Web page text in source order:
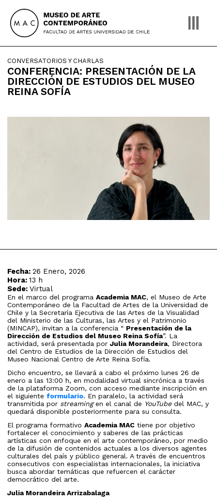
content
CONVERSATORIOS Y CHARLAS
CONFERENCIA: PRESENTACIÓN DE LA
DIRECCIÓN DE ESTUDIOS DEL MUSEO
REINA SOFÍA
Fecha: 26 Enero, 2026
Hora: 13 h
Sede: Virtual
En el marco del programa Academia MAC, el Museo de Arte
Contemporáneo de la Facultad de Artes de la Universidad de
Chile y la Secretaría Ejecutiva de las Artes de la Visualidad
del Ministerio de las Culturas, las Artes y el Patrimonio
(MINCAP), invitan a la conferencia “ Presentación de la
Dirección de Estudios del Museo Reina Sofía”. La
actividad, será presentada por Julia Morandeira, Directora
del Centro de Estudios de la Dirección de Estudios del
Museo Nacional Centro de Arte Reina Sofía.
Dicho encuentro, se llevará a cabo el próximo lunes 26 de
enero a las 13:00 h, en modalidad virtual sincrónica a través
de la plataforma Zoom, con acceso mediante inscripción en
el siguiente formulario. En paralelo, la actividad será
transmitida por streamingen el canal de YouTubedel MAC, y
quedará disponible posteriormente para su consulta.
El programa formativo Academia MAC tiene por objetivo
fortalecer el conocimiento y saberes de las prácticas
artísticas con enfoque en el arte contemporáneo, por medio
de la difusión de contenidos actuales a los diversos agentes
culturales del país y público general. A través de encuentros
consecutivos con especialistas internacionales, la iniciativa
busca abordar temáticas que refuercen el carácter
democrático del arte.
Julia Morandeira Arrizabalaga